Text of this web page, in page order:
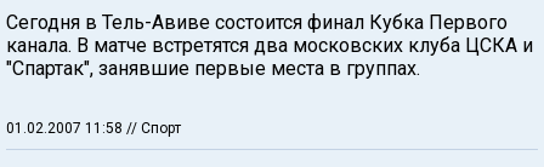
Сегодня в Тель-Авиве состоится финал Кубка Первого
канала. В матче встретятся два московских клуба ЦСКА и
"Спартак", занявшие первые места в группах.
01.02.2007 11:58 // Спорт